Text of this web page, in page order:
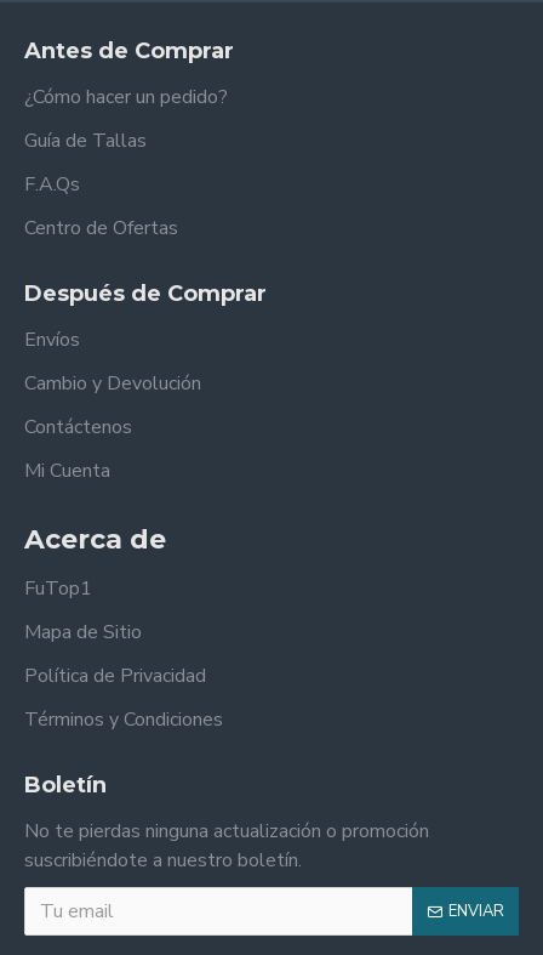
Antes de Comprar
¿Cómo hacer un pedido?
Guía de Tallas
F.A.Qs
Centro de Ofertas
Después de Comprar
Envíos
Cambio y Devolución
Contáctenos
Mi Cuenta
Acerca de
FuTop1
Mapa de Sitio
Política de Privacidad
Términos y Condiciones
Boletín
No te pierdas ninguna actualización o promoción
suscribiéndote a nuestro boletín.
ENVIAR